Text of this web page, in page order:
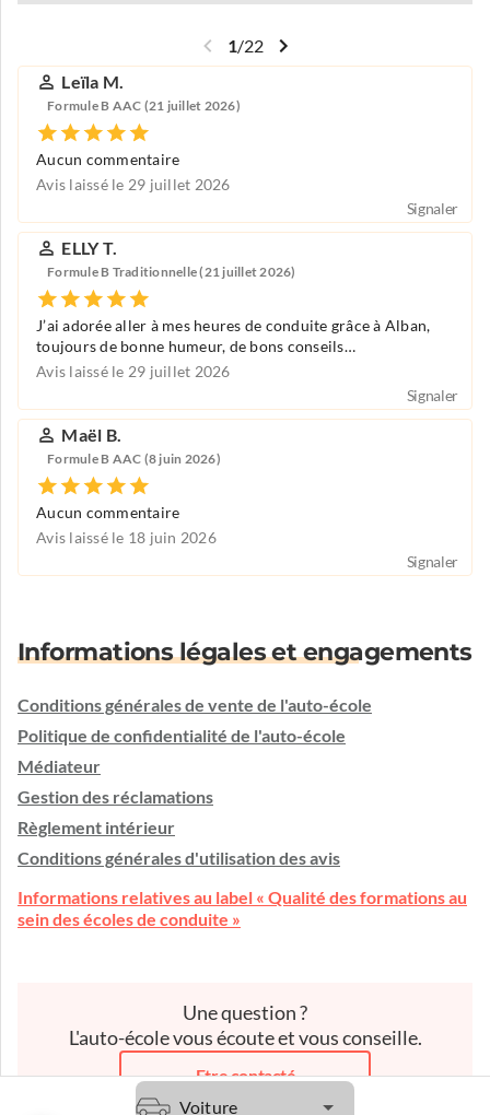
1/22
Leïla M.
Formule B AAC (21 juillet 2026)
Aucun commentaire
Avis laissé le 29 juillet 2026
Signaler
ELLY T.
Formule B Traditionnelle (21 juillet 2026)
J’ai adorée aller à mes heures de conduite grâce à Alban,
toujours de bonne humeur, de bons conseils…
Avis laissé le 29 juillet 2026
Signaler
Maël B.
Formule B AAC (8 juin 2026)
Aucun commentaire
Avis laissé le 18 juin 2026
Signaler
Informations légales et engagements
Conditions générales de vente de l'auto-école
Politique de confidentialité de l'auto-école
Médiateur
Gestion des réclamations
Règlement intérieur
Conditions générales d'utilisation des avis
Informations relatives au label « Qualité des formations au
sein des écoles de conduite »
Une question ?
L'auto-école vous écoute et vous conseille.
Etre contacté
Voiture